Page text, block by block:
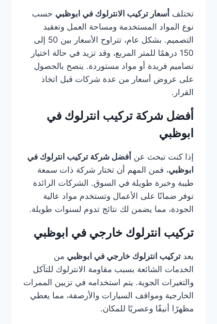
تختلف أسعار تركيب الانترلوك في ابوظبي حسب
نوع المواد المستخدمة ومساحة العمل وتعقيد
التصميم. بشكل عام، تتراوح الأسعار بين 50 إلى
150 درهمًا للمتر المربع، وقد تزيد في حالة اختيار
تصاميم فريدة أو مواد مستوردة. ينصح بالحصول
على عروض أسعار من عدة شركات قبل اتخاذ
القرار.
أفضل شركة تركيب انترلوك في
ابوظبي
إذا كنت تبحث عن أفضل شركة تركيب انترلوك في
ابوظبي، فمن المهم أن تختار شركة ذات سمعة
طيبة وخبرة طويلة في السوق. الشركات الرائدة
توفر ضمانًا على الأعمال وتستخدم مواد عالية
الجودة، مما يضمن لك نتائج تدوم لسنوات طويلة.
تركيب انترلوك خارجي في ابوظبي
يعد تركيب انترلوك خارجي في ابوظبي من
الخدمات الشائعة بسبب مقاومة الانترلوك للتآكل
والتغيرات الجوية. يتم استخدامه في تزيين الممرات
الخارجية ومواقف السيارات والأرصفة، مما يعطي
مظهرًا أنيقًا وعصريًا للمكان.